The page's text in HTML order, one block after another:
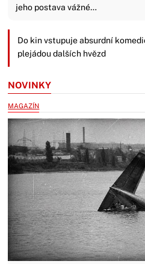
jeho postava vážné…
Do kin vstupuje absurdní
plejádou dalších hvězd
NOVINKY
MAGAZÍN